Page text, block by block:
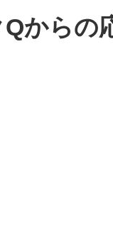
Qからの